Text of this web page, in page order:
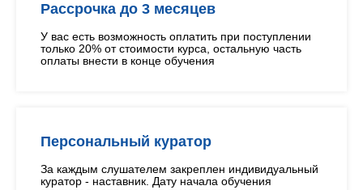
Рассрочка до 3 месяцев
У вас есть возможность оплатить при поступлении
только 20% от стоимости курса, остальную часть
оплаты внести в конце обучения
Персональный куратор
За каждым слушателем закреплен индивидуальный
куратор - наставник. Дату начала обучения